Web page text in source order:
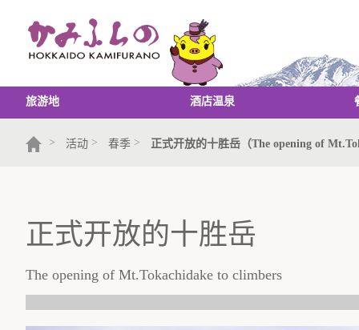
旅游地 酒店温泉
> 活动 > 春季 > 正式开放的十胜岳（The opening of
正式开放的十胜岳
The opening of Mt.Tokachidake to climbers